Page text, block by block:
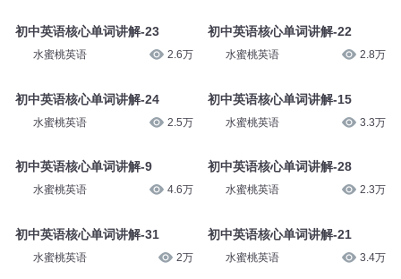
初中英语核心单词讲解-23
水蜜桃英语 2.6万
初中英语核心单词讲解-24
水蜜桃英语 2.5万
初中英语核心单词讲解-9
水蜜桃英语 4.6万
初中英语核心单词讲解-31
水蜜桃英语 2万
初中英语核心单词讲解-22
水蜜桃英语 2.8万
初中英语核心单词讲解-15
水蜜桃英语 3.3万
初中英语核心单词讲解-28
水蜜桃英语 2.3万
初中英语核心单词讲解-21
水蜜桃英语 3.4万